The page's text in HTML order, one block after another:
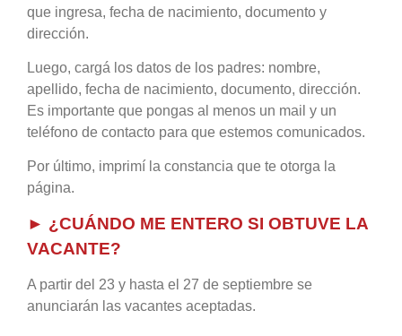
que ingresa, fecha de nacimiento, documento y
dirección.
Luego, cargá los datos de los padres: nombre,
apellido, fecha de nacimiento, documento, dirección.
Es importante que pongas al menos un mail y un
teléfono de contacto para que estemos comunicados.
Por último, imprimí la constancia que te otorga la
página.
► ¿CUÁNDO ME ENTERO SI OBTUVE LA
VACANTE?
A partir del 23 y hasta el 27 de septiembre se
anunciarán las vacantes aceptadas.